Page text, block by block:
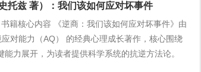
托兹 著）：我们该如何应对坏事件
籍核心内容 《逆商：我们该如何应对坏事件》由
对能力（AQ） 的经典心理成长著作，核心围绕
力展开，为读者提供科学系统的抗逆方法论。